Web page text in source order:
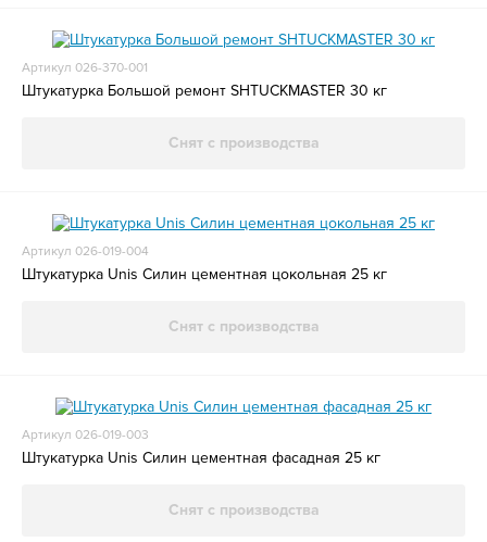
Артикул 026-370-001
Штукатурка Большой ремонт SHTUCKMASTER 30 кг
Снят с производства
Артикул 026-019-004
Штукатурка Unis Силин цементная цокольная 25 кг
Снят с производства
Артикул 026-019-003
Штукатурка Unis Силин цементная фасадная 25 кг
Снят с производства